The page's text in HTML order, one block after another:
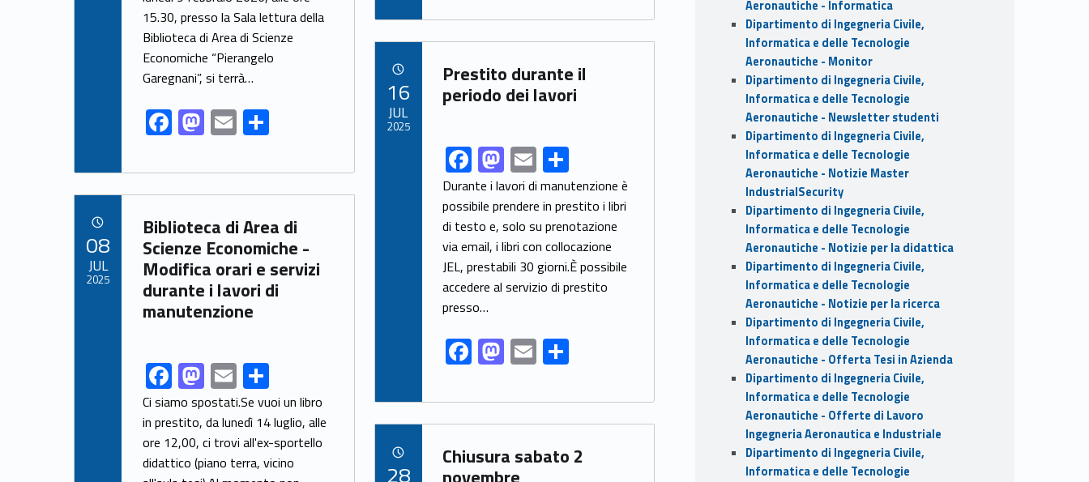
o
o
k
o
n
15.30, presso la Sala lettura della
Biblioteca di Area di Scienze
Economiche “Pierangelo
Garegnani”, si terrà…
F
ac
e
b
o
o
k
M
as
to
d
o
n
E
m
ai
l
S
ar
e
e
b
o
o
to
d
o
n
ai
l
ar
e
Link identifier archive #link-archive-10535
Prestito durante il
periodo dei lavori
Link identifier share facebook archive #share-link-archive-6185 F
ac
e
b
o
o
k
M
as
to
d
o
n
E
m
ai
l
h
ar
e
Durante i lavori di manutenzione è
possibile prendere in prestito i libri
di testo e, solo su prenotazione
via email, i libri con collocazione
JEL, prestabili 30 giorni.È possibile
accedere al servizio di prestito
presso…
F
ac
e
b
o
M
as
to
d
o
E
m
ai
l
ar
e
16
JUL
2025
Link identifier archive #link-archive-62142
Biblioteca di Area di
Scienze Economiche -
Modifica orari e servizi
durante i lavori di
manutenzione
Link identifier share facebook archive #share-link-archive-57977F
ac
e
b
M
as
to
d
E
m
ai
l
S
h
ar
e
Ci siamo spostati.Se vuoi un libro
in prestito, da lunedì 14 luglio, alle
ore 12,00, ci trovi all'ex-sportello
didattico (piano terra, vicino
08
JUL
2025
Link identifier archive #link-archive-50299
Chiusura sabato 2
28
Aeronautiche - Informatica
Dipartimento di Ingegneria Civile,
Informatica e delle Tecnologie
Aeronautiche - Monitor
Dipartimento di Ingegneria Civile,
Informatica e delle Tecnologie
Aeronautiche - Newsletter studenti
Dipartimento di Ingegneria Civile,
Informatica e delle Tecnologie
Aeronautiche - Notizie Master
IndustrialSecurity
Dipartimento di Ingegneria Civile,
Informatica e delle Tecnologie
Aeronautiche - Notizie per la didattica
Dipartimento di Ingegneria Civile,
Informatica e delle Tecnologie
Aeronautiche - Notizie per la ricerca
Dipartimento di Ingegneria Civile,
Informatica e delle Tecnologie
Aeronautiche - Offerta Tesi in Azienda
Dipartimento di Ingegneria Civile,
Informatica e delle Tecnologie
Aeronautiche - Offerte di Lavoro
Ingegneria Aeronautica e Industriale
Dipartimento di Ingegneria Civile,
Informatica e delle Tecnologie